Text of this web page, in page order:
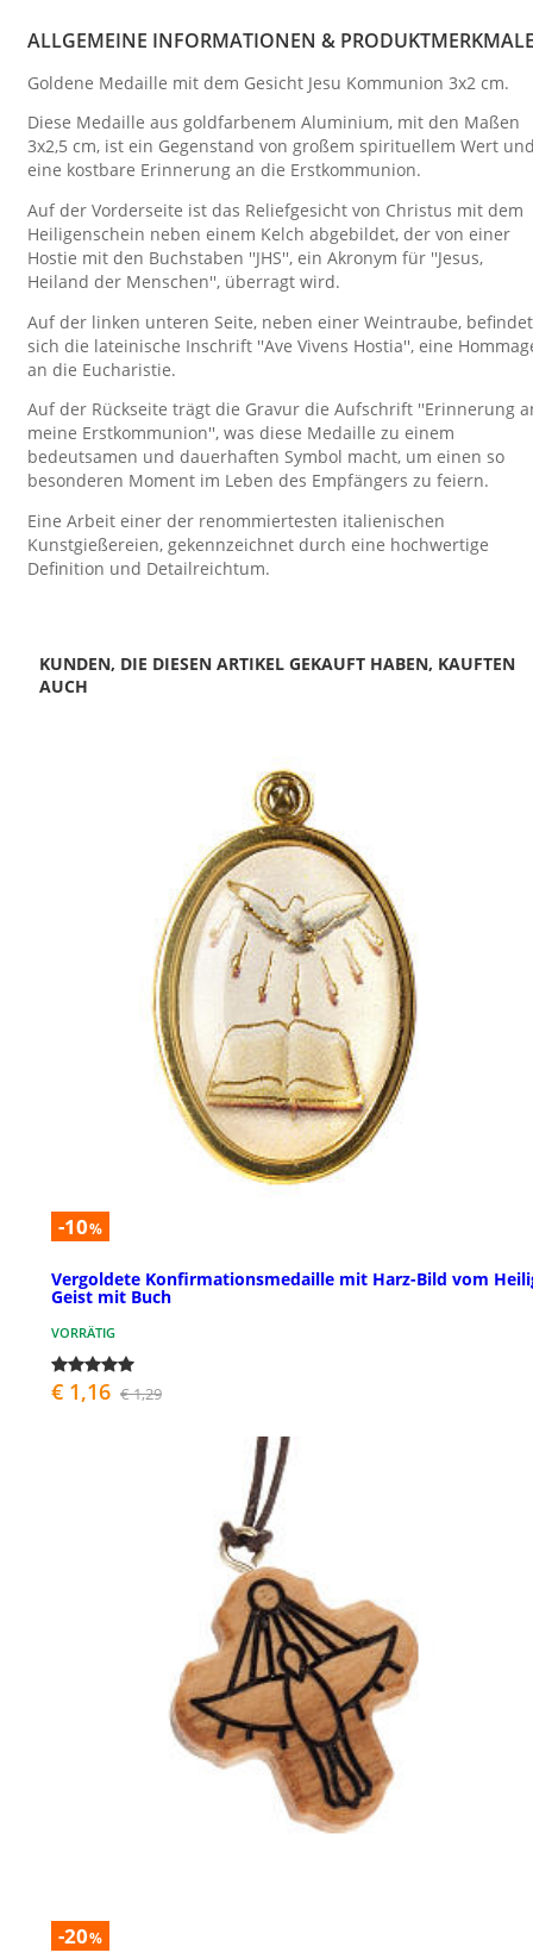
ALLGEMEINE INFORMATIONEN &
Goldene Medaille mit dem Gesicht Jesu Kommunion 3x2 cm.
Diese Medaille aus goldfarbenem Aluminium, mit den Maßen
3x2,5 cm, ist ein Gegenstand von großem spirituellem Wert
eine kostbare Erinnerung an die Erstkommunion.
Auf der Vorderseite ist das Reliefgesicht von Christus mit dem
Heiligenschein neben einem Kelch abgebildet, der von einer
Hostie mit den Buchstaben ''JHS'', ein Akronym für ''Jesus,
Heiland der Menschen'', überragt wird.
Auf der linken unteren Seite, neben einer Weintraube, befindet
sich die lateinische Inschrift ''Ave Vivens Hostia'', eine
an die Eucharistie.
Auf der Rückseite trägt die Gravur die Aufschrift ''Erinnerung
meine Erstkommunion'', was diese Medaille zu einem
bedeutsamen und dauerhaften Symbol macht, um einen so
besonderen Moment im Leben des Empfängers zu feiern.
Eine Arbeit einer der renommiertesten italienischen
Kunstgießereien, gekennzeichnet durch eine hochwertige
Definition und Detailreichtum.
KUNDEN, DIE DIESEN ARTIKEL GEKAUFT HABEN, KAUFTEN
AUCH
-10%
Vergoldete Konfirmationsmedaille mit Harz-Bild vom
Geist mit Buch
VORRÄTIG
€ 1,16 € 1,29
-20%